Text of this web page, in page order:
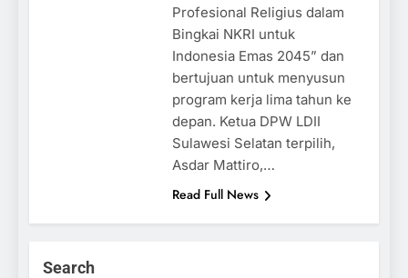
Profesional Religius dalam
Bingkai NKRI untuk
Indonesia Emas 2045” dan
bertujuan untuk menyusun
program kerja lima tahun ke
depan. Ketua DPW LDII
Sulawesi Selatan terpilih,
Asdar Mattiro,…
Read Full News
Search